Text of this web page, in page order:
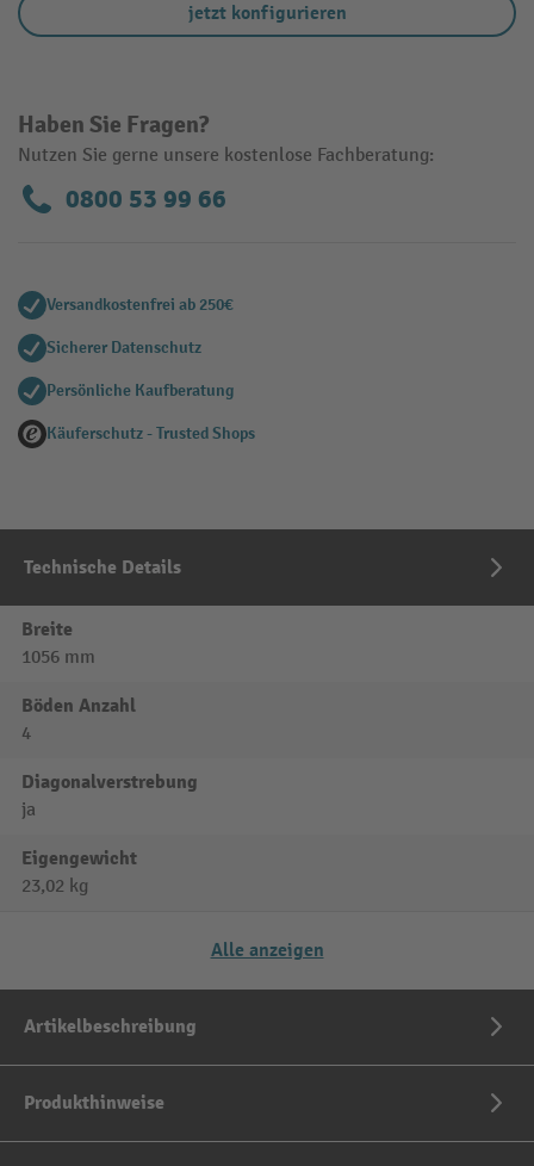
jetzt konfigurieren
Haben Sie Fragen?
Nutzen Sie gerne unsere kostenlose Fachberatung:
0800 53 99 66
Versandkostenfrei ab 250€
Sicherer Datenschutz
Persönliche Kaufberatung
Käuferschutz - Trusted Shops
Technische Details
Breite
1056 mm
Böden Anzahl
4
Diagonalverstrebung
ja
Eigengewicht
23,02 kg
Alle anzeigen
Artikelbeschreibung
Produkthinweise